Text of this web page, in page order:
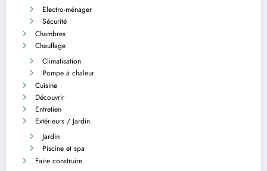
Electro-ménager
Sécurité
Chambres
Chauffage
Climatisation
Pompe à chaleur
Cuisine
Découvrir
Entretien
Extérieurs / Jardin
Jardin
Piscine et spa
Faire construire